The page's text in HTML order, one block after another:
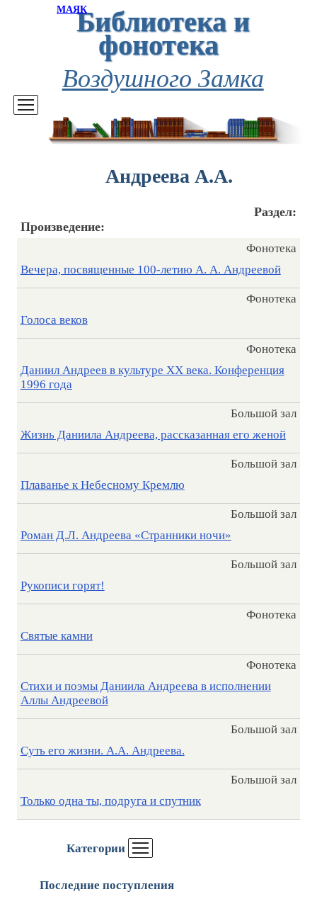
МАЯКБиблиотека и
фонотека
Воздушного Замка
Категории
Последние поступления
Андреева А.А.
Произведение:
Раздел:
Вечера, посвященные 100-летию А. А. Андреевой
Фонотека
Голоса веков
Фонотека
Даниил Андреев в культуре XX века. Конференция
1996 года
Фонотека
Жизнь Даниила Андреева, рассказанная его женой
Большой зал
Плаванье к Небесному Кремлю
Большой зал
Роман Д.Л. Андреева «Странники ночи»
Большой зал
Рукописи горят!
Большой зал
Святые камни
Фонотека
Стихи и поэмы Даниила Андреева в исполнении
Аллы Андреевой
Фонотека
Суть его жизни. А.А. Андреева.
Большой зал
Только одна ты, подруга и спутник
Большой зал